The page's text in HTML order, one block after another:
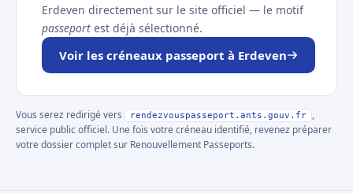
Erdeven directement sur le site officiel — le motif
passeport est déjà sélectionné.
Voir les créneaux passeport à Erdeven
Vous serez redirigé vers rendezvouspasseport.ants.gouv.fr
,
service public officiel. Une fois votre créneau identifié, revenez préparer
votre dossier complet sur Renouvellement Passeports.